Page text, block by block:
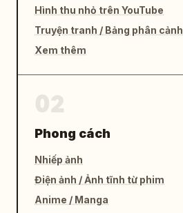
Hình thu nhỏ trên YouTube
Truyện tranh / Bảng phân cảnh
Xem thêm
Phong cách
Nhiếp ảnh
Điện ảnh / Ảnh tĩnh từ phim
Anime / Manga